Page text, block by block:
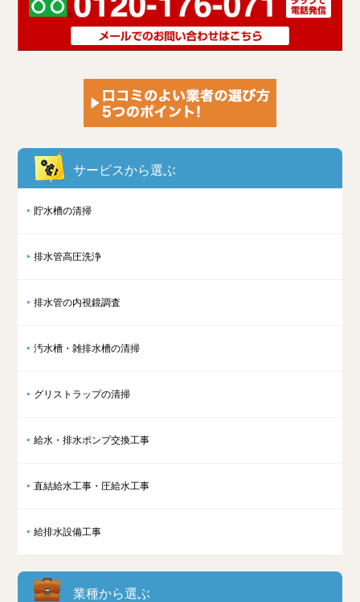
サービスから選ぶ
貯水槽の清掃
排水管高圧洗浄
排水管の内視鏡調査
汚水槽・雑排水槽の清掃
グリストラップの清掃
給水・排水ポンプ交換工事
直結給水工事・圧給水工事
給排水設備工事
業種から選ぶ